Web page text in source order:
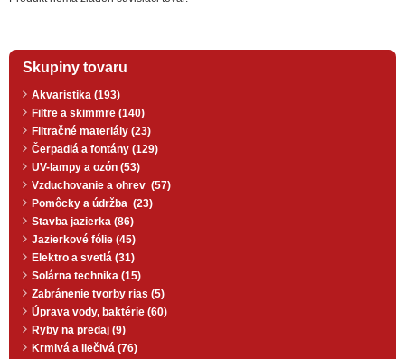
Skupiny tovaru
Akvaristika (193)
Filtre a skimmre (140)
Filtračné materiály (23)
Čerpadlá a fontány (129)
UV-lampy a ozón (53)
Vzduchovanie a ohrev (57)
Pomôcky a údržba (23)
Stavba jazierka (86)
Jazierkové fólie (45)
Elektro a svetlá (31)
Solárna technika (15)
Zabránenie tvorby rias (5)
Úprava vody, baktérie (60)
Ryby na predaj (9)
Krmivá a liečivá (76)